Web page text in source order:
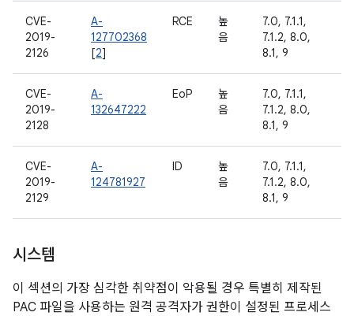
CVE-
2019-
2126
A-
127702368
[2]
RCE
높
음
7.0, 7.1.1,
7.1.2, 8.0,
8.1, 9
CVE-
2019-
2128
A-
132647222
EoP
높
음
7.0, 7.1.1,
7.1.2, 8.0,
8.1, 9
CVE-
2019-
2129
A-
124781927
ID
높
음
7.0, 7.1.1,
7.1.2, 8.0,
8.1, 9
시스템
이 섹션의 가장 심각한 취약점이 악용될 경우 특별히 제작된
PAC 파일을 사용하는 원격 공격자가 권한이 설정된 프로세스